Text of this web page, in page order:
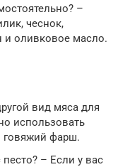
–
чеснок,
и оливковое масло.
вид мяса для
использовать
фарш.
– Если у вас